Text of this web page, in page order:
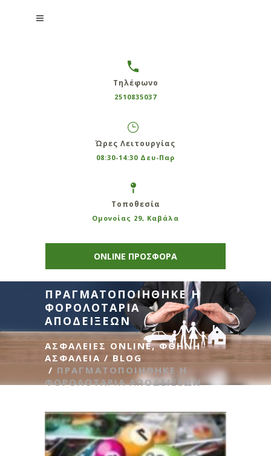
Τηλέφωνο
2510835037
Ώρες Λειτουργίας
08:30-14:30 Δευ-Παρ
Τοποθεσία
Ομονοίας 29, Καβάλα
ONLINE ΠΡΟΣΦΟΡΑ
ΠΡΑΓΜΑΤΟΠΟΙΗΘΗΚΕ Η
ΦΟΡΟΛΟΤΑΡΙΑ
ΑΠΟΔΕΙΞΕΩΝ
ΑΣΦΆΛΕΙΕΣ ONLINE, ΦΘΗΝΉ
ΑΣΦΆΛΕΙΑ / BLOG
/ ΠΡΑΓΜΑΤΟΠΟΙΗΘΗΚΕ Η
ΦΟΡΟΛΟΤΑΡΙΑ ΑΠΟΔΕΙΞΕΩΝ